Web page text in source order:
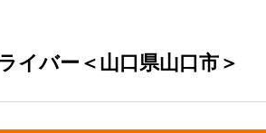
イバー＜山口県山口市＞